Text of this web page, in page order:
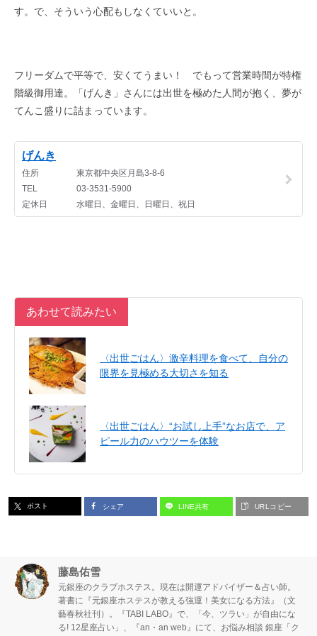
す。で、そういう心配もしなくていいと。
フリーダムで平等で、安くてうまい！ でもって営業時間が特権
階級御用達。「げんき」さんには出世を極めた人間が抱く、夢が
てんこ盛りに詰まっています。
あわせて読みたい
〈出世ごはん〉激辛料理を食べて、自分の
限界を見極める大切さを知る
〈出世ごはん〉“お試し上手”なお店で、ア
ピール力のハウツーを体験
ポスト シェア LINE共有 URLコピー
藤島佑雪
元銀座のクラブホステス。現在は開運アドバイザー＆占い師。
著書に『元銀座ホステスが教える強運！美女になる方法』（文
藝春秋社刊）。『TABI LABO』で、「今、ツラい」が自由にな
る! 12星座占い」、『an・an web』にて、お悩み相談 銀座「ク